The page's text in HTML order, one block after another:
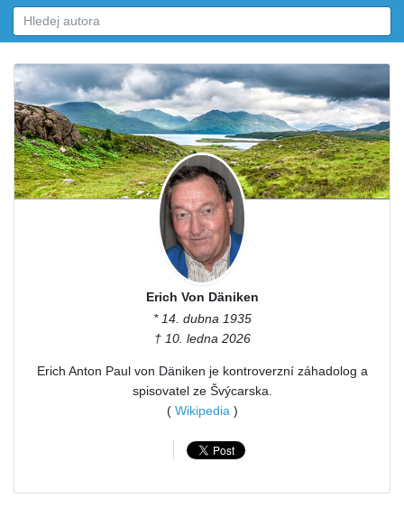
Erich Von Däniken
* 14. dubna 1935
† 10. ledna 2026
Erich Anton Paul von Däniken je kontroverzní záhadolog a
spisovatel ze Švýcarska.
( Wikipedia )